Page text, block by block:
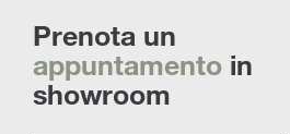
Prenota un
appuntamento in
showroom